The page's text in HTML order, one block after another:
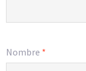
Nombre *